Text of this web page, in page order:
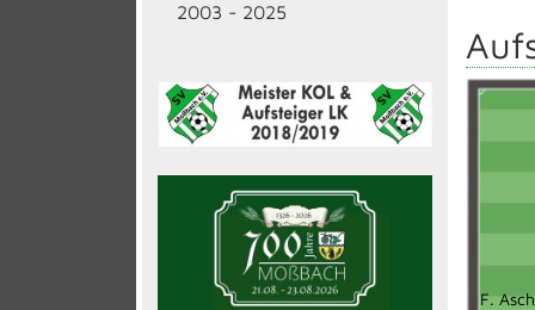
2003 - 2025
F.